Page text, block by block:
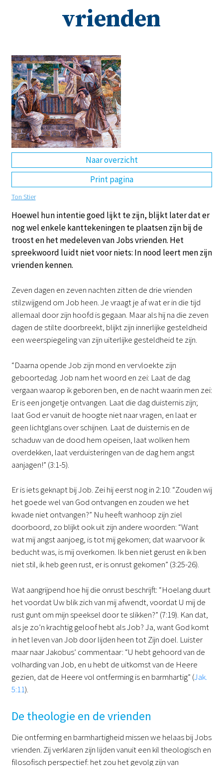
vrienden
Naar overzicht
Print pagina
Ton Stier
Hoewel hun intentie goed lijkt te zijn, blijkt later dat er
nog wel enkele kanttekeningen te plaatsen zijn bij de
troost en het medeleven van Jobs vrienden. Het
spreekwoord luidt niet voor niets: In nood leert men zijn
vrienden kennen.
Zeven dagen en zeven nachten zitten de drie vrienden
stilzwijgend om Job heen. Je vraagt je af wat er in die tijd
allemaal door zijn hoofd is gegaan. Maar als hij na die zeven
dagen de stilte doorbreekt, blijkt zijn innerlijke gesteldheid
een weerspiegeling van zijn uiterlijke gesteldheid te zijn.
“Daarna opende Job zijn mond en vervloekte zijn
geboortedag. Job nam het woord en zei: Laat de dag
vergaan waarop ik geboren ben, en de nacht waarin men zei:
Er is een jongetje ontvangen. Laat die dag duisternis zijn;
laat God er vanuit de hoogte niet naar vragen, en laat er
geen lichtglans over schijnen. Laat de duisternis en de
schaduw van de dood hem opeisen, laat wolken hem
overdekken, laat verduisteringen van de dag hem angst
aanjagen!” (3:1-5).
Er is iets geknapt bij Job. Zei hij eerst nog in 2:10: “Zouden wij
het goede wel van God ontvangen en zouden we het
kwade niet ontvangen?” Nu heeft wanhoop zijn ziel
doorboord, zo blijkt ook uit zijn andere woorden: “Want
wat mij angst aanjoeg, is tot mij gekomen; dat waarvoor ik
beducht was, is mij overkomen. Ik ben niet gerust en ik ben
niet stil, ik heb geen rust, er is onrust gekomen” (3:25-26).
Wat aangrijpend hoe hij die onrust beschrijft: “Hoelang duurt
het voordat Uw blik zich van mij afwendt, voordat U mij de
rust gunt om mijn speeksel door te slikken?” (7:19). Kan dat,
als je zo’n krachtig geloof hebt als Job? Ja, want God komt
in het leven van Job door lijden heen tot Zijn doel. Luister
maar naar Jakobus’ commentaar: “U hebt gehoord van de
volharding van Job, en u hebt de uitkomst van de Heere
gezien, dat de Heere vol ontferming is en barmhartig” (Jak.
5:11).
De theologie en de vrienden
Die ontferming en barmhartigheid missen we helaas bij Jobs
vrienden. Zij verklaren zijn lijden vanuit een kil theologisch en
filosofisch perspectief: het zou het gevolg zijn van
DE EN NL RU